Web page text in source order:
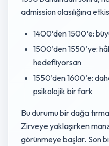
admission olasılığına
1400’den 1500’e:
1500’den 1550’ye:
hedefliyorsan
1550’den 1600’e:
psikolojik bir fark
Bu durumu bir dağa
Zirveye yaklaşırken
görünmeye başlar. Son